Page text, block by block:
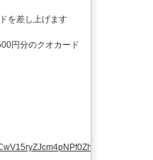
を差し上げます
円分のクオカード